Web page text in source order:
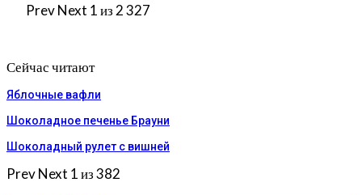
PrevNext 1 из 2 327
Сейчас читают
Яблочные вафли
Шоколадное печенье Брауни
Шоколадный рулет с вишней
PrevNext 1 из 382